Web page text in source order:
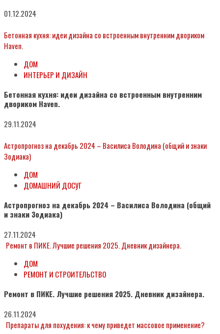
01.12.2024
Бетонная кухня: идеи дизайна со встроенным внутренним двориком
Haven.
ДОМ
ИНТЕРЬЕР И ДИЗАЙН
Бетонная кухня: идеи дизайна со встроенным внутренним
двориком Haven.
29.11.2024
Астропрогноз на декабрь 2024 – Василиса Володина (общий и знаки
Зодиака)
ДОМ
ДОМАШНИЙ ДОСУГ
Астропрогноз на декабрь 2024 – Василиса Володина (общий
и знаки Зодиака)
27.11.2024
Ремонт в ПИКЕ. Лучшие решения 2025. Дневник дизайнера.
ДОМ
РЕМОНТ И СТРОИТЕЛЬСТВО
Ремонт в ПИКЕ. Лучшие решения 2025. Дневник дизайнера.
26.11.2024
Препараты для похудения: к чему приведет массовое применение?